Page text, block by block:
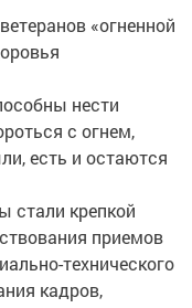
«огненной
нести
с огнем,
есть и остаются
стали крепкой
приемов
технического
кадров,